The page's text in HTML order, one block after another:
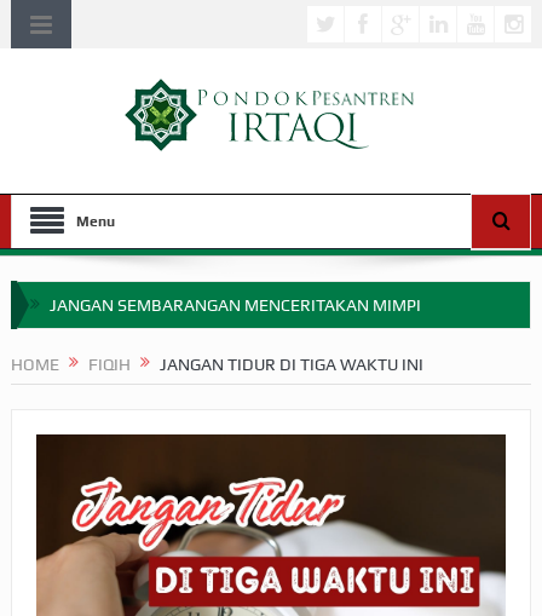
Menu
JANGAN SEMBARANGAN MENCERITAKAN MIMPI
SEBELUM TIBA SAAT WAJIB?
HAKIKAT NIKMAT DI DUNIA!
BAGAIMANA CARA MEMBAYAR ZAKAT UANG?
HOME FIQIH JANGAN TIDUR DI TIGA WAKTU INI